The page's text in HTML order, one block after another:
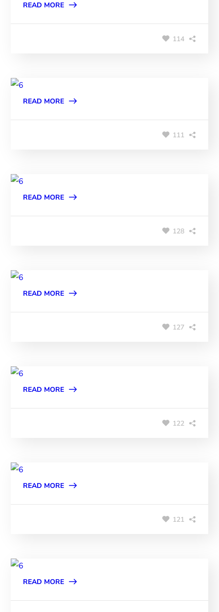
READ MORE
114
READ MORE
111
READ MORE
128
READ MORE
127
READ MORE
122
READ MORE
121
READ MORE